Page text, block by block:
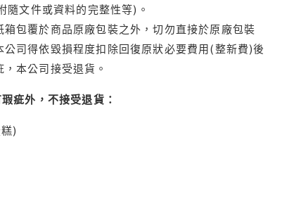
文件或資料的完整性等)。
包覆於商品原廠包裝之外，切勿直接於原廠包裝
司得依毀損程度扣除回復原狀必要費用(整新費)後
本公司接受退貨。
疵外，不接受退貨：
)